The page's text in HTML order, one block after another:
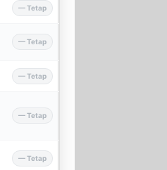
— Tetap
— Tetap
— Tetap
— Tetap
— Tetap